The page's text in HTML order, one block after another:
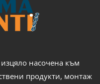
насочена към
продукти, монтаж